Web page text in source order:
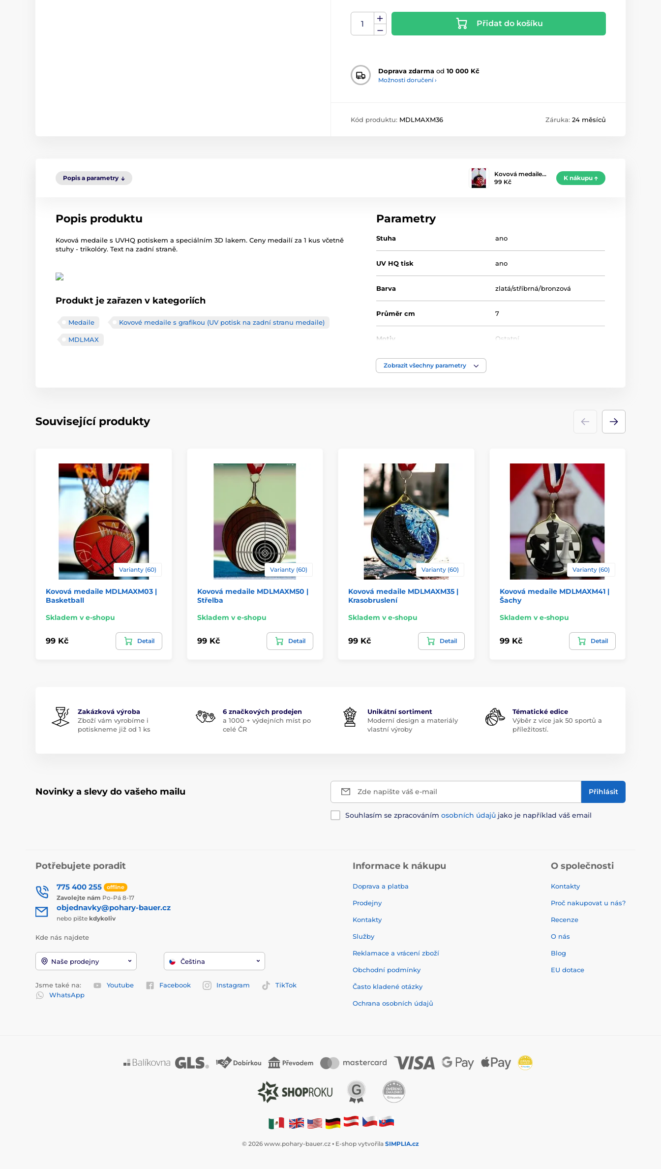
Přidat do košíku
Doprava zdarma od 10 000 Kč
Možnosti doručení ›
Kód produktu: MDLMAXM36 Záruka: 24 měsíců
Popis a parametry
Kovová medaile…
99 Kč
K nákupu
Popis produktu
Kovová medaile s UVHQ potiskem a speciálním 3D lakem. Ceny medailí za 1 kus včetně
stuhy - trikolóry. Text na zadní straně.
Produkt je zařazen v kategoriích
Medaile Kovové medaile s grafikou (UV potisk na zadní stranu medaile)
MDLMAX
Parametry
Stuha ano
UV HQ tisk ano
Barva zlatá/stříbrná/bronzová
Průměr cm 7
Motiv Ostatní
Typ ocenění
Zobrazit všechny parametry
Související produkty
Varianty (60)
Kovová medaile MDLMAXM03 |
Basketball
Skladem v e-shopu
99 Kč Detail
Varianty (60)
Kovová medaile MDLMAXM50 |
Střelba
Skladem v e-shopu
99 Kč Detail
Varianty (60)
Kovová medaile MDLMAXM35 |
Krasobruslení
Skladem v e-shopu
99 Kč Detail
Varianty (60)
Kovová medaile MDLMAXM41 |
Šachy
Skladem v e-shopu
99 Kč Detail
Zakázková výroba
Zboží vám vyrobíme i
potiskneme již od 1 ks
6 značkových prodejen
a 1000 + výdejních míst po
celé ČR
Unikátní sortiment
Moderní design a materiály
vlastní výroby
Tématické edice
Výběr z více jak 50 sportů a
příležitostí.
Novinky a slevy do vašeho mailu Zde napište váš e-mail Přihlásit
Souhlasím se zpracováním osobních údajů jako je například váš email
Potřebujete poradit
775 400 255 offline
Zavolejte nám Po-Pá 8-17
objednavky@pohary-bauer.cz
nebo pište kdykoliv
Kde nás najdete
Naše prodejny Čeština
Jsme také na: Youtube Facebook Instagram
TikTok
WhatsApp
Informace k nákupu
Doprava a platba
Prodejny
Kontakty
Služby
Reklamace a vrácení zboží
Obchodní podmínky
Často kladené otázky
Ochrana osobních údajů
O společnosti
Kontakty
Proč nakupovat u nás?
Recenze
O nás
Blog
EU dotace
© 2026 www.pohary-bauer.cz ⦁ E-shop vytvořila SIMPLIA.cz